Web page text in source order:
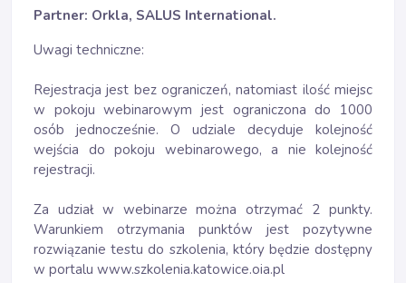
Partner: Orkla, SALUS International.
Uwagi techniczne:
Rejestracja jest bez ograniczeń, natomiast ilość miejsc
w pokoju webinarowym jest ograniczona do 1000
osób jednocześnie. O udziale decyduje kolejność
wejścia do pokoju webinarowego, a nie kolejność
rejestracji.
Za udział w webinarze można otrzymać 2 punkty.
Warunkiem otrzymania punktów jest pozytywne
rozwiązanie testu do szkolenia, który będzie dostępny
w portalu www.szkolenia.katowice.oia.pl